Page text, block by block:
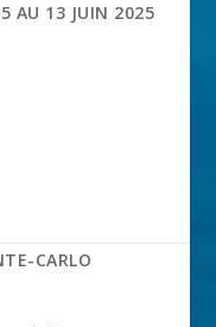
AU 13 JUIN 2025
CARLO